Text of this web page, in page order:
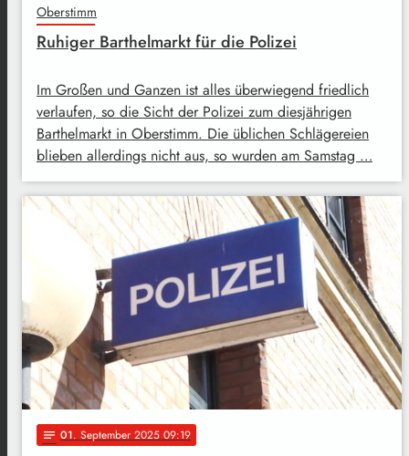
Oberstimm
Ruhiger Barthelmarkt für die Polizei
Im Großen und Ganzen ist alles überwiegend friedlich
verlaufen, so die Sicht der Polizei zum diesjährigen
Barthelmarkt in Oberstimm. Die üblichen Schlägereien
blieben allerdings nicht aus, so wurden am Samstag …
notes 01. September 2025 09:19